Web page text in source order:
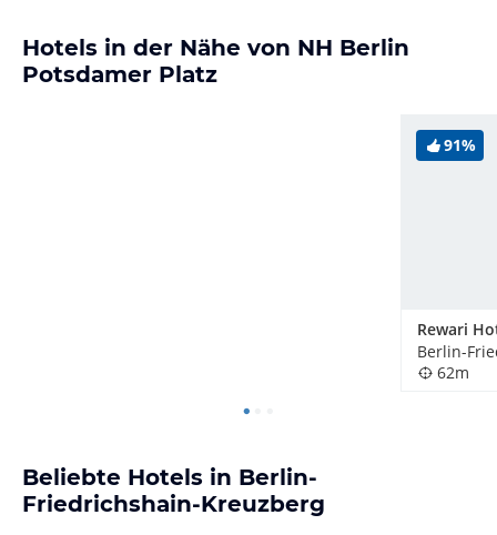
Hotels in der Nähe von NH Berlin
Potsdamer Platz
91%
Rewari
62m
Beliebte Hotels in Berlin-
Friedrichshain-Kreuzberg